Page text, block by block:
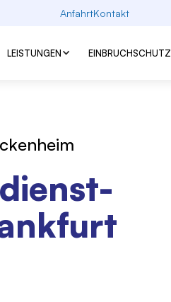
AnfahrtKontakt
LEISTUNGEN EINBRUCHSCHUTZ